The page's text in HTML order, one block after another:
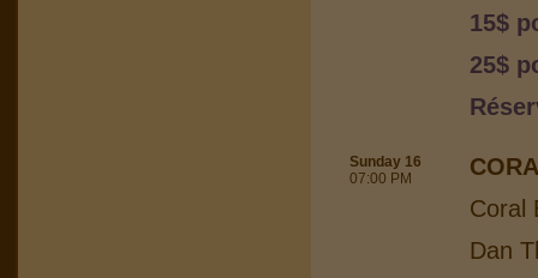
15$
25$
Sunday 16
07:00 PM
Coral
Dan